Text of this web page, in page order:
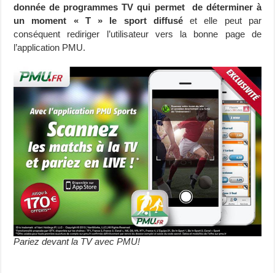
donnée de programmes TV qui permet de déterminer à
un moment « T » le sport diffuséet elle peut par
conséquent rediriger l’utilisateur vers la bonne page de
l’application PMU.
Pariez devant la TV avec PMU!